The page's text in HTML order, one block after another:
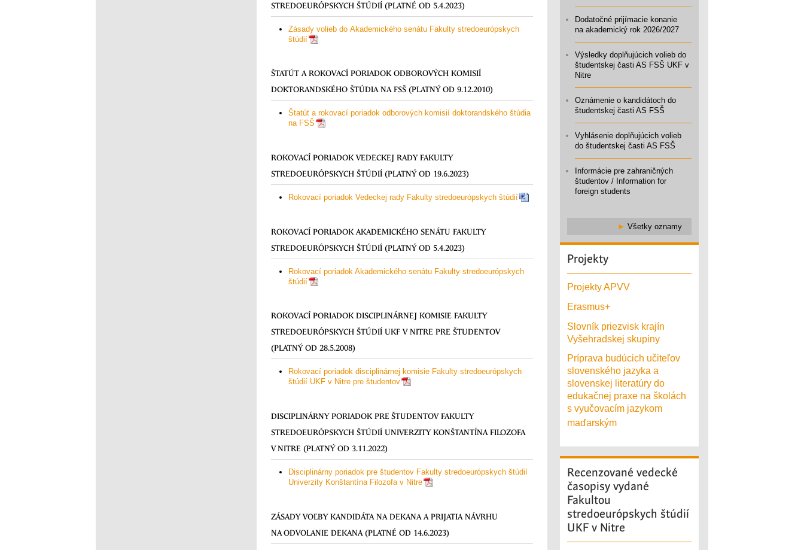
STREDOEURÓPSKYCH ŠTÚDIÍ (PLATNÉ OD 5.4.2023)
Zásady volieb do Akademického senátu Fakulty stredoeurópskych
štúdií
ŠTATÚT A ROKOVACÍ PORIADOK ODBOROVÝCH KOMISIÍ
DOKTORANDSKÉHO ŠTÚDIA NA FSŠ (PLATNÝ OD 9.12.2010)
Štatút a rokovací poriadok odborových komisií doktorandského štúdia
na FSŠ
ROKOVACÍ PORIADOK VEDECKEJ RADY FAKULTY
STREDOEURÓPSKYCH ŠTÚDIÍ (PLATNÝ OD 19.6.2023)
Rokovací poriadok Vedeckej rady Fakulty stredoeurópskych štúdií
ROKOVACÍ PORIADOK AKADEMICKÉHO SENÁTU FAKULTY
STREDOEURÓPSKYCH ŠTÚDIÍ (PLATNÝ OD 5.4.2023)
Rokovací poriadok Akademického senátu Fakulty stredoeurópskych
štúdií
ROKOVACÍ PORIADOK DISCIPLINÁRNEJ KOMISIE FAKULTY
STREDOEURÓPSKYCH ŠTÚDIÍ UKF V NITRE PRE ŠTUDENTOV
(PLATNÝ OD 28.5.2008)
Rokovací poriadok disciplinárnej komisie Fakulty stredoeurópskych
štúdií UKF v Nitre pre študentov
DISCIPLINÁRNY PORIADOK PRE ŠTUDENTOV FAKULTY
STREDOEURÓPSKYCH ŠTÚDIÍ UNIVERZITY KONŠTANTÍNA FILOZOFA
V NITRE (PLATNÝ OD 3.11.2022)
Disciplinárny poriadok pre študentov Fakulty stredoeurópskych štúdií
Univerzity Konštantína Filozofa v Nitre
ZÁSADY VOĽBY KANDIDÁTA NA DEKANA A PRIJATIA NÁVRHU
NA ODVOLANIE DEKANA (PLATNÉ OD 14.6.2023)
Dodatočné prijímacie konanie
na akademický rok 2026/2027
Výsledky doplňujúcich volieb do
študentskej časti AS FSŠ UKF v
Nitre
Oznámenie o kandidátoch do
študentskej časti AS FSŠ
Vyhlásenie doplňujúcich volieb
do študentskej časti AS FSŠ
Informácie pre zahraničných
študentov / Information for
foreign students
► Všetky oznamy
Projekty
Projekty APVV
Erasmus+
Slovník priezvisk krajín
Vyšehradskej skupiny
Príprava budúcich učiteľov
slovenského jazyka a
slovenskej literatúry do
edukačnej praxe na školách
s vyučovacím jazykom
maďarským
Recenzované vedecké
časopisy vydané
Fakultou
stredoeurópskych štúdií
UKF v Nitre